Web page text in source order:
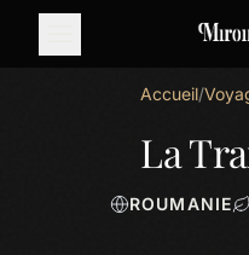
Accueil/
La
ROUMANIE